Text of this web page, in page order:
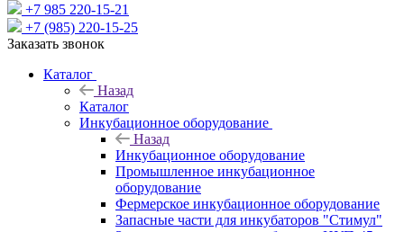
+7 985 220-15-21
+7 (985) 220-15-25
Заказать звонок
Каталог
Назад
Каталог
Инкубационное оборудование
Назад
Инкубационное оборудование
Промышленное инкубационное
оборудование
Фермерское инкубационное оборудование
Запасные части для инкубаторов "Стимул"